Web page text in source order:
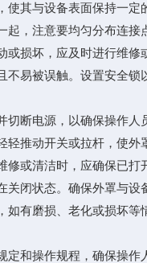
其与设备表面保持一定
，注意要均匀分布连接
损坏，应及时进行维修
易被误触。设置安全锁
断电源，以确保操作人
推动开关或拉杆，使外
或清洁时，应确保已打
闭状态。确保外罩与设
磨损、老化或损坏等
和操作规程，确保操作